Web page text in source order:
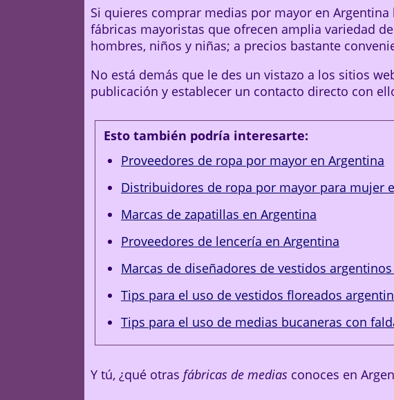
Si quieres comprar medias por mayor en
fábricas mayoristas que ofrecen amplia variedad
hombres, niños y niñas; a precios bastante
No está demás que le des un vistazo a los sitios
publicación y establecer un contacto directo con
Esto también podría interesarte:
Proveedores de ropa por mayor en Argentina
Distribuidores de ropa por mayor para mujer
Marcas de zapatillas en Argentina
Proveedores de lencería en Argentina
Marcas de diseñadores de vestidos
Tips para el uso de vestidos floreados
Tips para el uso de medias bucaneras con
Y tú, ¿qué otras fábricas de medias conoces en